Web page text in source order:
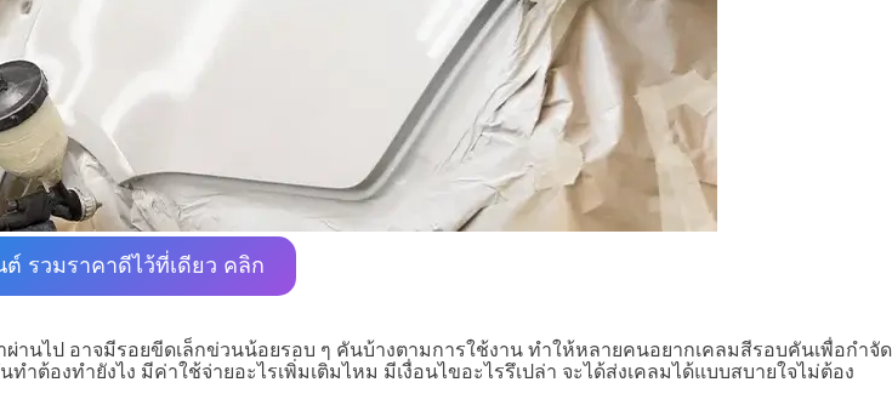
รวมราคาดีไว้ที่เดียว คลิก
านไป อาจมีรอยขีดเล็กข่วนน้อยรอบ ๆ คันบ้างตามการใช้งาน ทำให้หลายคนอยากเคลมสีรอบคันเพื่อกำจัด
ต้องทำยังไง มีค่าใช้จ่ายอะไรเพิ่มเติมไหม มีเงื่อนไขอะไรรึเปล่า จะได้ส่งเคลมได้แบบสบายใจไม่ต้อง